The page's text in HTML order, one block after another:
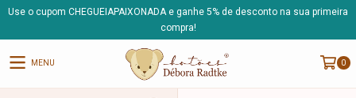
Use o cupom CHEGUEIAPAIXONADA e ganhe 5% de desconto na sua primeira
compra!
MENU 0